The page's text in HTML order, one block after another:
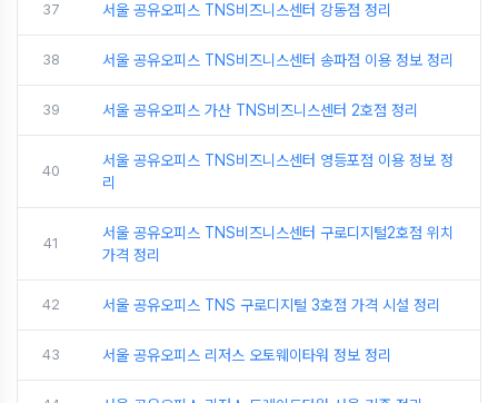
37 서울 공유오피스 TNS비즈니스센터 강동점 정리
38 서울 공유오피스 TNS비즈니스센터 송파점 이용 정보 정리
39 서울 공유오피스 가산 TNS비즈니스센터 2호점 정리
40
서울 공유오피스 TNS비즈니스센터 영등포점 이용 정보 정
리
41
서울 공유오피스 TNS비즈니스센터 구로디지털2호점 위치
가격 정리
42 서울 공유오피스 TNS 구로디지털 3호점 가격 시설 정리
43 서울 공유오피스 리저스 오토웨이타워 정보 정리